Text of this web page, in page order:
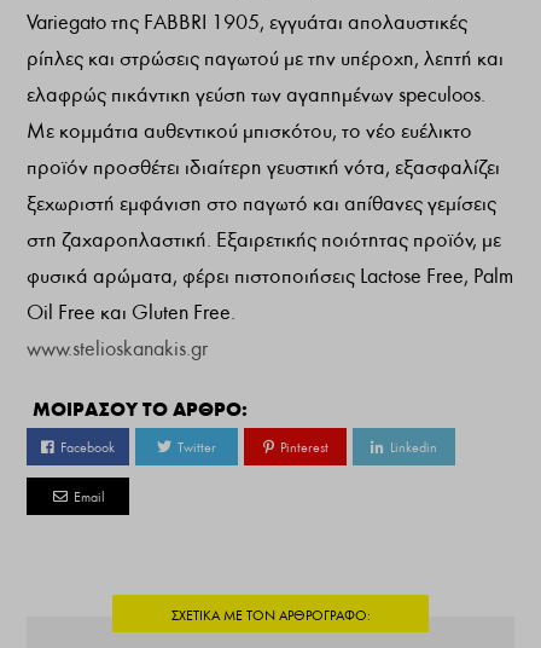
Variegato της FABBRI 1905, εγγυάται απολαυστικές
ρίπλες και στρώσεις παγωτού με την υπέροχη, λεπτή και
ελαφρώς πικάντικη γεύση των αγαπημένων speculoos.
Με κομμάτια αυθεντικού μπισκότου, το νέο ευέλικτο
προϊόν προσθέτει ιδιαίτερη γευστική νότα, εξασφαλίζει
ξεχωριστή εμφάνιση στο παγωτό και απίθανες γεμίσεις
στη ζαχαροπλαστική. Εξαιρετικής ποιότητας προϊόν, με
φυσικά αρώματα, φέρει πιστοποιήσεις Lactose Free, Palm
Oil Free και Gluten Free.
www.stelioskanakis.gr
ΜΟΙΡΑΣΟΥ ΤΟ ΑΡΘΡΟ:
Facebook Twitter Pinterest Linkedin
Email